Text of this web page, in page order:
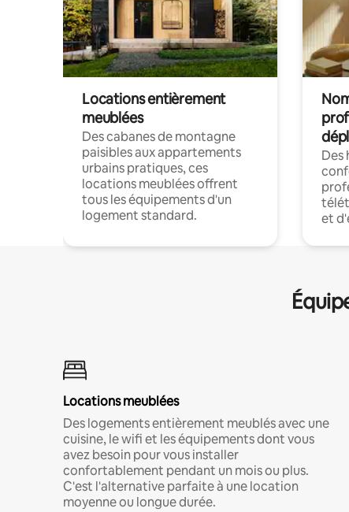
Locations entièrement
meublées
Des cabanes de montagne
paisibles aux appartements
urbains pratiques, ces
locations meublées offrent
tous les équipements d'un
logement standard.
Des
et
Locations meublées
Des logements entièrement meublés avec une
cuisine, le wifi et les équipements dont vous
avez besoin pour vous installer
confortablement pendant un mois ou plus.
C'est l'alternative parfaite à une location
moyenne ou longue durée.